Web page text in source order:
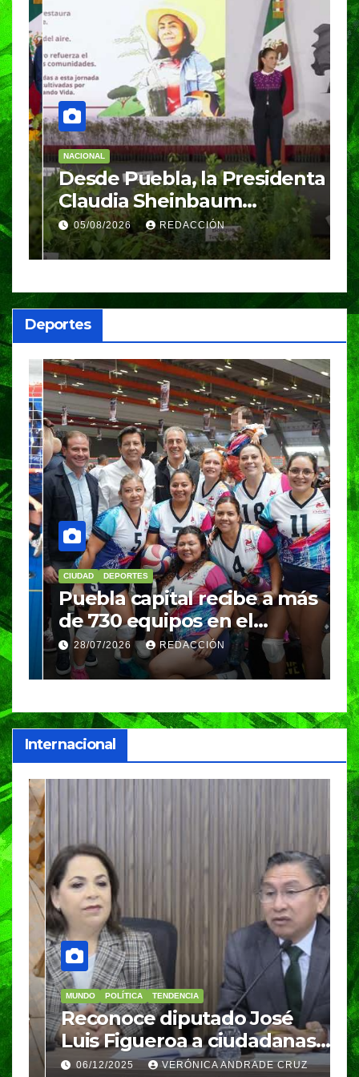
NACIONAL
Desde Puebla, la Presidenta
Claudia Sheinbaum
arrancará la Jornada
Nacional de Reforestación
05/08/2026 REDACCIÓN
Deportes
CIUDAD DEPORTES
Puebla capital recibe a más
de 730 equipos en el
Festival Máster de Voleibol
28/07/2026 REDACCIÓN
Internacional
MUNDO POLÍTICA TENDENCIA
Reconoce diputado José
Luis Figueroa a ciudadanas y
ciudadanos que
06/12/2025 VERÓNICA ANDRADE CRUZ